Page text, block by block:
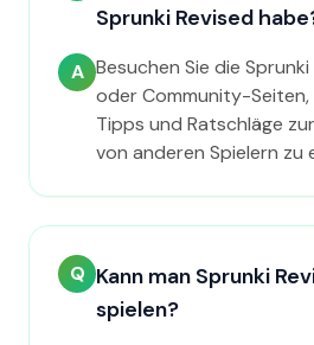
Sprunki Revised
A Besuchen Sie die
oder Community-Seiten,
Tipps und Ratschläge
von anderen Spielern zu
Q Kann man Sprunki
spielen?